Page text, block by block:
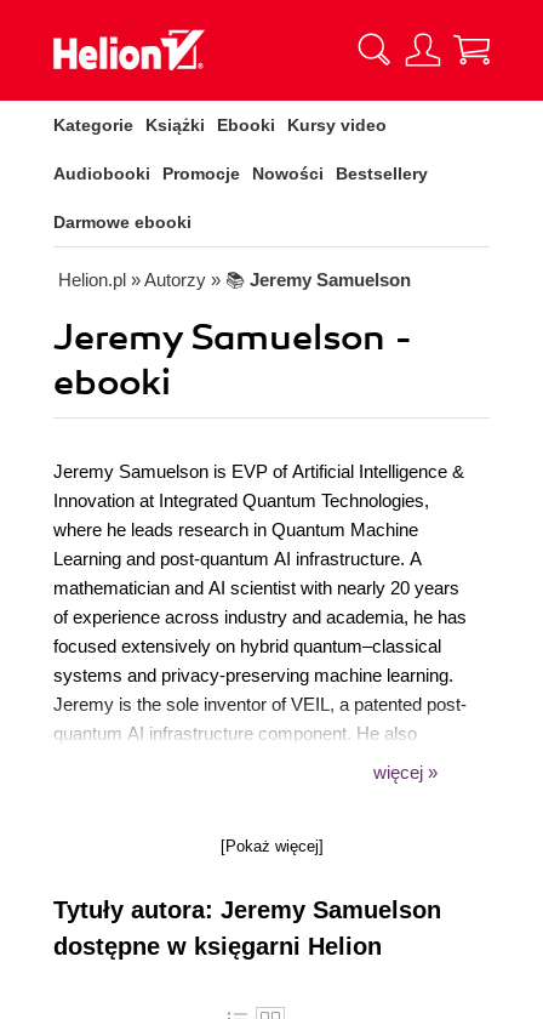
Kategorie Książki Ebooki Kursy video
Audiobooki Promocje Nowości Bestsellery
Darmowe ebooki
Helion.pl » Autorzy » 📚 Jeremy Samuelson
Jeremy Samuelson -
ebooki
Jeremy Samuelson is EVP of Artificial Intelligence &
Innovation at Integrated Quantum Technologies,
where he leads research in Quantum Machine
Learning and post-quantum AI infrastructure. A
mathematician and AI scientist with nearly 20 years
of experience across industry and academia, he has
focused extensively on hybrid quantum–classical
systems and privacy-preserving machine learning.
Jeremy is the sole inventor of VEIL, a patented post-
quantum AI infrastructure component. He also
teaches graduate- and professional-level AI courses
więcej »
[Pokaż więcej]
Tytuły autora: Jeremy Samuelson
dostępne w księgarni Helion